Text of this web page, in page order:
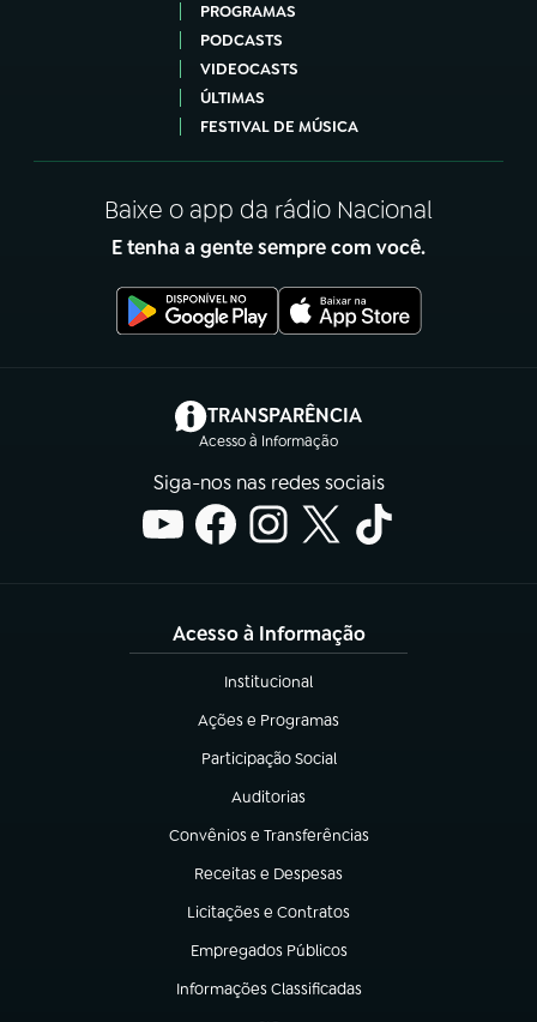
PROGRAMAS
PODCASTS
VIDEOCASTS
ÚLTIMAS
FESTIVAL DE MÚSICA
Baixe o app da rádio Nacional
E tenha a gente sempre com você.
TRANSPARÊNCIA
Acesso à Informação
(abre em nova aba)
Siga-nos nas redes sociais
Acesso à Informação
Institucional
(abre em nova aba)
Ações e Programas
(abre em nova aba)
Participação Social
(abre em nova aba)
Auditorias
(abre em nova aba)
Convênios e Transferências
(abre em nova aba)
Receitas e Despesas
(abre em nova aba)
Licitações e Contratos
(abre em nova aba)
Empregados Públicos
(abre em nova aba)
Informações Classificadas
(abre em nova aba)